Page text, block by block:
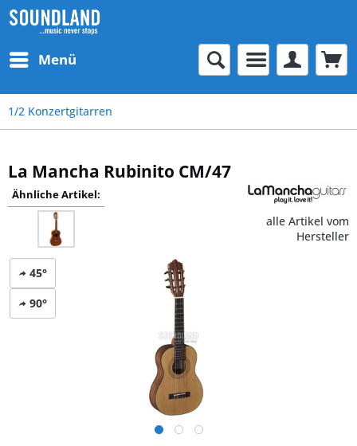
Menü
1/2 Konzertgitarren
La Mancha Rubinito CM/47
Ähnliche Artikel:
alle Artikel vom
Hersteller
45°
90°